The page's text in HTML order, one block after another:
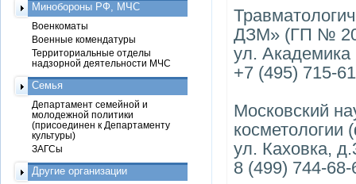
ДЗМ» (ГП №
ул.
+7 (495) 715-
Московский
ул. Каховка,
8 (499) 744-68-
Минобороны РФ, МЧС
Военкоматы
Военные комендатуры
Территориальные отделы
надзорной деятельности МЧС
Семья
Департамент семейной и
молодежной политики
(присоединен к Департаменту
культуры)
ЗАГСы
Другие организации